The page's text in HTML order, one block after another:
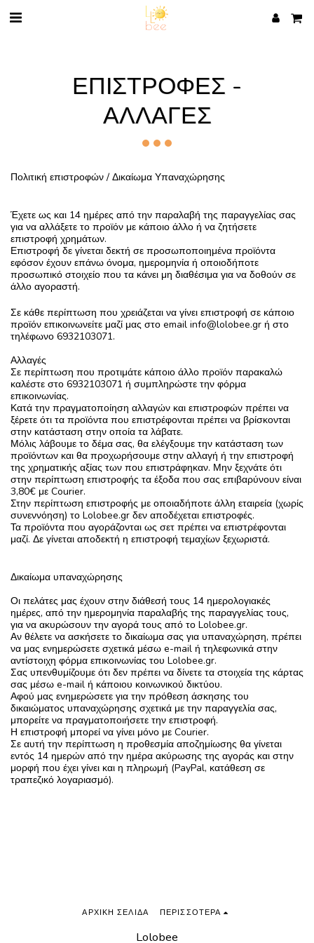
ΕΠΙΣΤΡΟΦΈΣ -
ΑΛΛΑΓΈΣ
Πολιτική επιστροφών / Δικαίωμα Υπαναχώρησης
Έχετε ως και 14 ημέρες από την παραλαβή της παραγγελίας σας
για να αλλάξετε το προϊόν με κάποιο άλλο ή να ζητήσετε
επιστροφή χρημάτων.
Επιστροφή δε γίνεται δεκτή σε προσωποποιημένα προϊόντα
εφόσον έχουν επάνω όνομα, ημερομηνία ή οποιοδήποτε
προσωπικό στοιχείο που τα κάνει μη διαθέσιμα για να δοθούν σε
άλλο αγοραστή.
Σε κάθε περίπτωση που χρειάζεται να γίνει επιστροφή σε κάποιο
προϊόν επικοινωνείτε μαζί μας στο email info@lolobee.gr ή στο
τηλέφωνο 6932103071.
Αλλαγές
Σε περίπτωση που προτιμάτε κάποιο άλλο προϊόν παρακαλώ
καλέστε στο 6932103071 ή συμπληρώστε την φόρμα
επικοινωνίας.
Κατά την πραγματοποίηση αλλαγών και επιστροφών πρέπει να
ξέρετε ότι τα προϊόντα που επιστρέφονται πρέπει να βρίσκονται
στην κατάσταση στην οποία τα λάβατε.
Μόλις λάβουμε το δέμα σας, θα ελέγξουμε την κατάσταση των
προϊόντων και θα προχωρήσουμε στην αλλαγή ή την επιστροφή
της χρηματικής αξίας των που επιστράφηκαν. Μην ξεχνάτε ότι
στην περίπτωση επιστροφής τα έξοδα που σας επιβαρύνουν είναι
3,80€ με Courier.
Στην περίπτωση επιστροφής με οποιαδήποτε άλλη εταιρεία (χωρίς
συνεννόηση) το Lolobee.gr δεν αποδέχεται επιστροφές.
Τα προϊόντα που αγοράζονται ως σετ πρέπει να επιστρέφονται
μαζί. Δε γίνεται αποδεκτή η επιστροφή τεμαχίων ξεχωριστά.
Δικαίωμα υπαναχώρησης
Οι πελάτες μας έχουν στην διάθεσή τους 14 ημερολογιακές
ημέρες, από την ημερομηνία παραλαβής της παραγγελίας τους,
για να ακυρώσουν την αγορά τους από το Lolobee.gr.
Αν θέλετε να ασκήσετε το δικαίωμα σας για υπαναχώρηση, πρέπει
να μας ενημερώσετε σχετικά μέσω e-mail ή τηλεφωνικά στην
αντίστοιχη φόρμα επικοινωνίας του Lolobee.gr.
Σας υπενθυμίζουμε ότι δεν πρέπει να δίνετε τα στοιχεία της κάρτας
σας μέσω e-mail ή κάποιου κοινωνικού δικτύου.
Αφού μας ενημερώσετε για την πρόθεση άσκησης του
δικαιώματος υπαναχώρησης σχετικά με την παραγγελία σας,
μπορείτε να πραγματοποιήσετε την επιστροφή.
Η επιστροφή μπορεί να γίνει μόνο με Courier.
Σε αυτή την περίπτωση η προθεσμία αποζημίωσης θα γίνεται
εντός 14 ημερών από την ημέρα ακύρωσης της αγοράς και στην
μορφή που έχει γίνει και η πληρωμή (PayPal, κατάθεση σε
τραπεζικό λογαριασμό).
Lolobee
ΑΡΧΙΚΉ ΣΕΛΊΔΑ ΠΕΡΙΣΣΌΤΕΡΑ